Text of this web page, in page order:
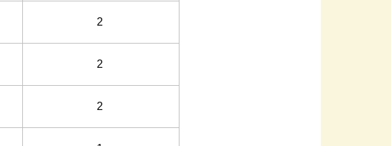
2
2
2